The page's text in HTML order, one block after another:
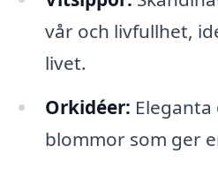
vår och livfullhet,
livet.
Orkidéer: Eleganta
blommor som ger